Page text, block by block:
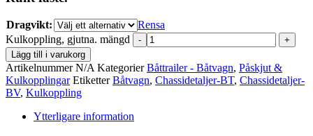
Dragvikt:
Rensa
Kulkoppling, gjutna. mängd
-
+
Lägg till i varukorg
ArtikelnummerN/A Kategorier Båttrailer - Båtvagn, Påskjut &
Kulkopplingar Etiketter Båtvagn, Chassidetaljer-BT, Chassidetaljer-
BV, Kulkoppling
Ytterligare information